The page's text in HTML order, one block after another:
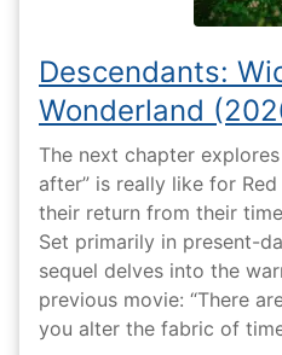
Descendants:
Wonderland
The next chapter
after” is really like for
their return from their
Set primarily in present-
sequel delves into the
previous movie: “There
you alter the fabric of